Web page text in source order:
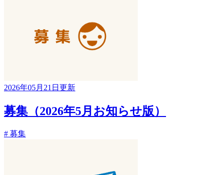
2026年05月21日更新
募集（2026年5月お知らせ版）
# 募集